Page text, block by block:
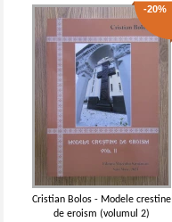
-20%
Cristian Bolos - Modele crestine
de eroism (volumul 2)